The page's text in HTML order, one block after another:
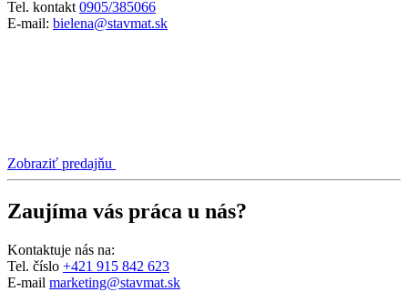
Tel. kontakt 0905/385066
E-mail: bielena@stavmat.sk
Zobraziť predajňu
Zaujíma vás práca u nás?
Kontaktuje nás na:
Tel. číslo +421 915 842 623
E-mail marketing@stavmat.sk